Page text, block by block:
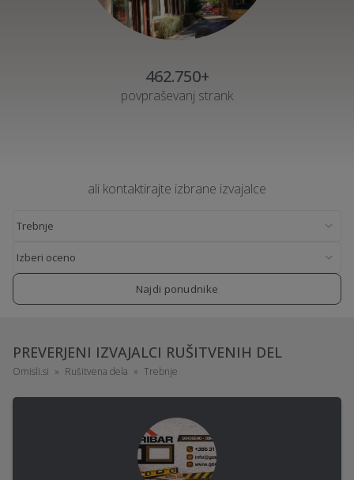
462.750+
povpraševanj strank
ali kontaktirajte izbrane izvajalce
Najdi ponudnike
PREVERJENI IZVAJALCI RUŠITVENIH DEL
Omisli.si Rušitvena dela Trebnje